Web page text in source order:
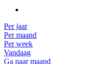
Per jaar
Per maand
Per week
Vandaag
Ga naar maand